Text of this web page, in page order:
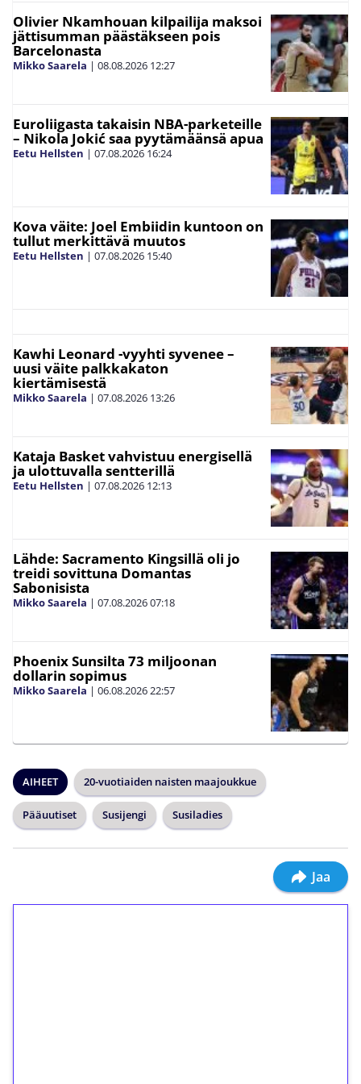
Olivier Nkamhouan kilpailija maksoi
jättisumman päästäkseen pois
Barcelonasta
Mikko Saarela | 08.08.2026 12:27
Euroliigasta takaisin NBA-parketeille
– Nikola Jokić saa pyytämäänsä apua
Eetu Hellsten | 07.08.2026 16:24
Kova väite: Joel Embiidin kuntoon on
tullut merkittävä muutos
Eetu Hellsten | 07.08.2026 15:40
Kawhi Leonard -vyyhti syvenee –
uusi väite palkkakaton
kiertämisestä
Mikko Saarela | 07.08.2026 13:26
Kataja Basket vahvistuu energisellä
ja ulottuvalla sentterillä
Eetu Hellsten | 07.08.2026 12:13
Lähde: Sacramento Kingsillä oli jo
treidi sovittuna Domantas
Sabonisista
Mikko Saarela | 07.08.202607:18
Phoenix Sunsilta 73 miljoonan
dollarin sopimus
Mikko Saarela | 06.08.202622:57
AIHEET 20-vuotiaiden naisten maajoukkue
Pääuutiset Susijengi Susiladies
Jaa